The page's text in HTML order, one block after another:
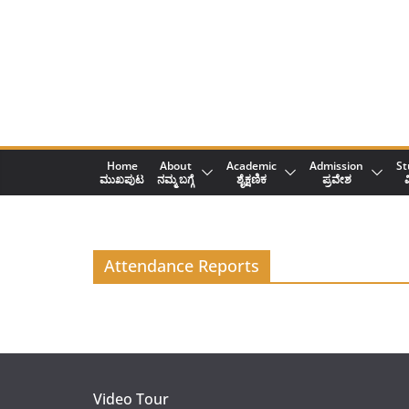
Home
ಮುಖಪುಟ
About
ನಮ್ಮ ಬಗ್ಗೆ
Academic
ಶೈಕ್ಷಣಿಕ
Admission
ಪ್ರವೇಶ
Attendance Reports
Video Tour